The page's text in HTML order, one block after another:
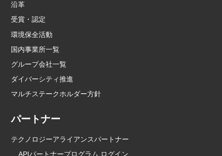
沿革
受賞・認定
環境保全活動
国内事業所一覧
グループ会社一覧
ダイバーシティ推進
マルチステークホルダー方針
パートナー
テクノロジーアライアンスパートナー
APIパートナープログラム ログイン